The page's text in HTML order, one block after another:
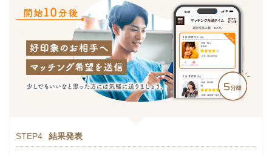
STEP4 結果発表